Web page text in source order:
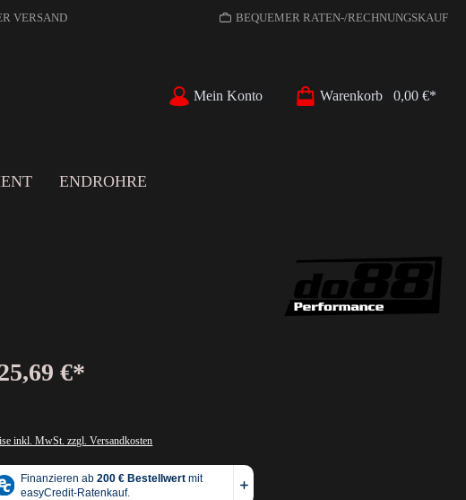
VERSAND BEQUEMER RATEN-/RECHNUNGSKAUF
Mein Konto Warenkorb 0,00 €*
ENDROHRE
€*
inkl. MwSt. zzgl. Versandkosten